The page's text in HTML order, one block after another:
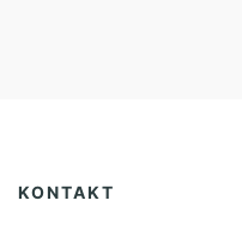
KONTAKT